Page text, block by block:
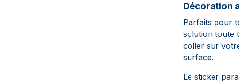
Décoration
Parfaits pour
solution toute
coller sur
surface.
Le sticker